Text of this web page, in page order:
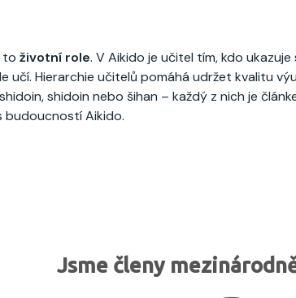
to životní role. V Aikido je učitel tím, kdo ukazuje
učí. Hierarchie učitelů pomáhá udržet kvalitu
shidoin nebo šihan – každý z nich je
budoucností Aikido.
Jsme členy